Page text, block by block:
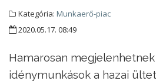
Kategória: Munkaerő-piac
2020.05.17. 08:49
Hamarosan
idénymunkások a hazai